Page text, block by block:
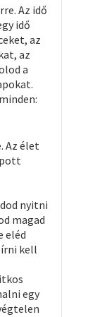
Az idő
idő
az
az
a
Az élet
nyitni
magad
eléd
kell
egy